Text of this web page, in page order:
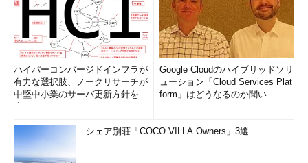
ハイパーコンバージドインフラが
有力な選択肢、ノークリサーチが
中堅中小業のサーバ更新方針を調
Google Cloudのハイブリッドソリ
ューション「Cloud Services Plat
form」はどうなるのか聞い...
シェア別荘「COCO VILLA Owners」3選